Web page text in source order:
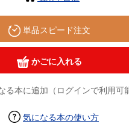
単品スピード注文
かごに入れる
る本に追加（ログインで利用可
気になる本の使い方